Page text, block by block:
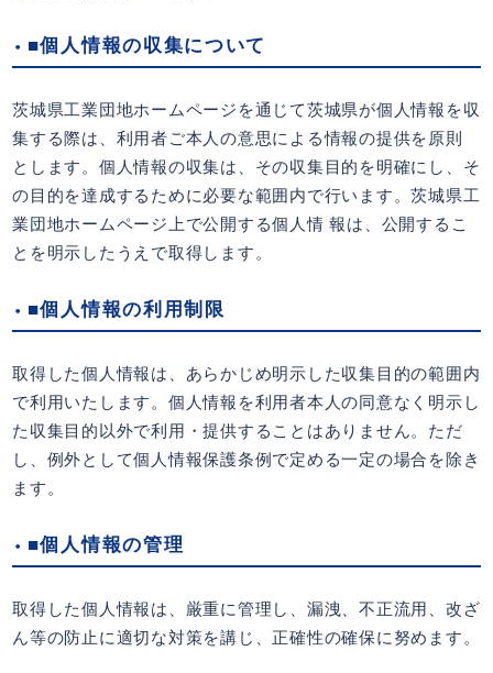
■個人情報の収集について
茨城県工業団地ホームページを通じて茨城県が個人情報を収
集する際は、利用者ご本人の意思による情報の提供を原則
とします。個人情報の収集は、その収集目的を明確にし、そ
の目的を達成するために必要な範囲内で行います。茨城県工
業団地ホームページ上で公開する個人情 報は、公開するこ
とを明示したうえで取得します。
■個人情報の利用制限
取得した個人情報は、あらかじめ明示した収集目的の範囲内
で利用いたします。個人情報を利用者本人の同意なく明示し
た収集目的以外で利用・提供することはありません。ただ
し、例外として個人情報保護条例で定める一定の場合を除き
ます。
■個人情報の管理
取得した個人情報は、厳重に管理し、漏洩、不正流用、改ざ
ん等の防止に適切な対策を講じ、正確性の確保に努めます。